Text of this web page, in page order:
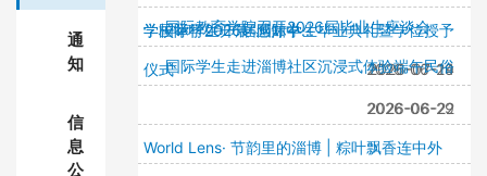
通
知
信
息
公
学国际学生开展“感知中...
2026-07-19
学校举行2026届国际学生毕业典礼暨学位授予
仪式
2026-06-29
国际教育学院召开2026届毕业生座谈会
2026-06-24
国际学生走进淄博社区沉浸式体验端午民俗
2026-06-22
World Lens· 节韵里的淄博 | 粽叶飘香连中外